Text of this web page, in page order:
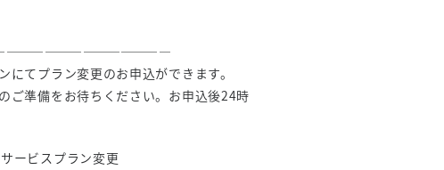
てプラン変更のお申込ができます。
ご準備をお待ちください。お申込後24時
ービスプラン変更